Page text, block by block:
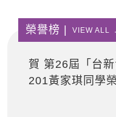
榮譽榜 | VIEW ALL
賀 第26屆「台
201黃家琪同學